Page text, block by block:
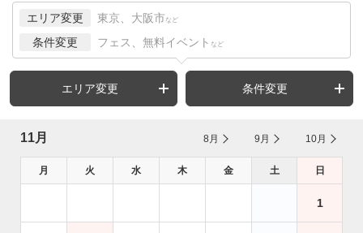
エリア変更 東京、大阪市 など
条件変更 フェス、無料イベント など
エリア変更 条件変更
11月 8月 9月 10月
月 火 水 木 金 土 日
1